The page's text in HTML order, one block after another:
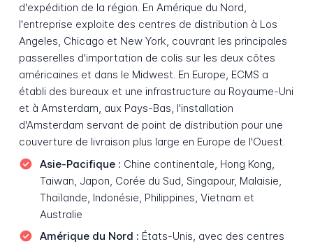
d'expédition de la région. En Amérique du Nord,
l'entreprise exploite des centres de distribution à Los
Angeles, Chicago et New York, couvrant les principales
passerelles d'importation de colis sur les deux côtes
américaines et dans le Midwest. En Europe, ECMS a
établi des bureaux et une infrastructure au Royaume-Uni
et à Amsterdam, aux Pays-Bas, l'installation
d'Amsterdam servant de point de distribution pour une
couverture de livraison plus large en Europe de l'Ouest.
Asie-Pacifique : Chine continentale, Hong Kong,
Taiwan, Japon, Corée du Sud, Singapour, Malaisie,
Thaïlande, Indonésie, Philippines, Vietnam et
Australie
Amérique du Nord : États-Unis, avec des centres